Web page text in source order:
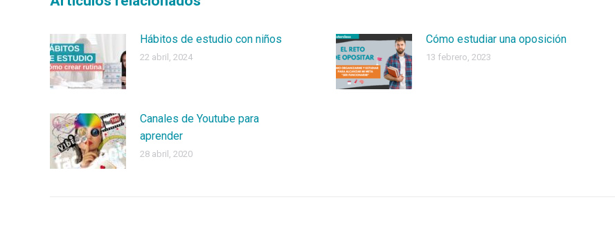
Hábitos de estudio con niños
22 abril, 2024
Cómo estudiar una oposición
13 febrero, 2023
Canales de Youtube para
aprender
28 abril, 2020